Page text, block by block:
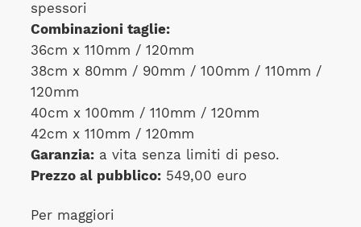
spessori
Combinazioni taglie:
36cm x 110mm / 120mm
38cm x 80mm / 90mm / 100mm / 110mm /
120mm
40cm x 100mm / 110mm / 120mm
42cm x 110mm / 120mm
Garanzia:a vita senza limiti di peso.
Prezzo al pubblico:549,00 euro
Per maggiori